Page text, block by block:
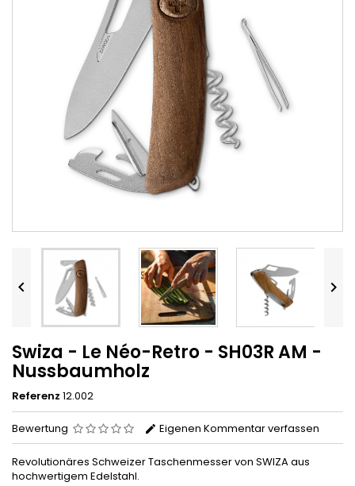
 
Swiza - Le Néo-Retro - SH03R AM -
Nussbaumholz
Referenz 12.002
Bewertung Eigenen Kommentar verfassen
Revolutionäres Schweizer Taschenmesser von SWIZA aus
hochwertigem Edelstahl.